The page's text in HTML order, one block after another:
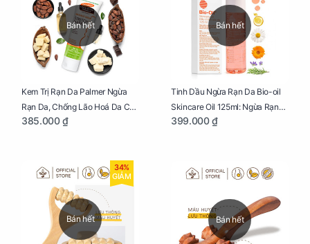
Bán hết
Kem Trị Rạn Da Palmer Ngừa
Rạn Da, Chống Lão Hoá Da Cho
Mẹ Bầu Tuýp 125g
385.000 ₫
Bán hết
Tinh Dầu Ngừa Rạn Da Bio-oil
Skincare Oil 125ml: Ngừa Rạn
Da, Chăm Sóc Da Toàn Diện
399.000 ₫
Bán hết
34%
GIẢM
Bán hết